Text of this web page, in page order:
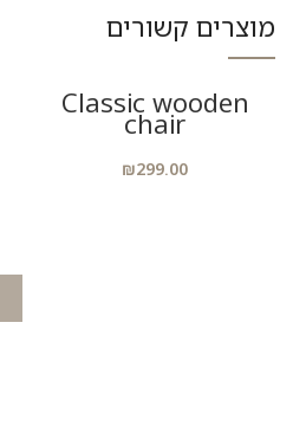
מוצרים קשורים
Classic wooden
chair
₪299.00